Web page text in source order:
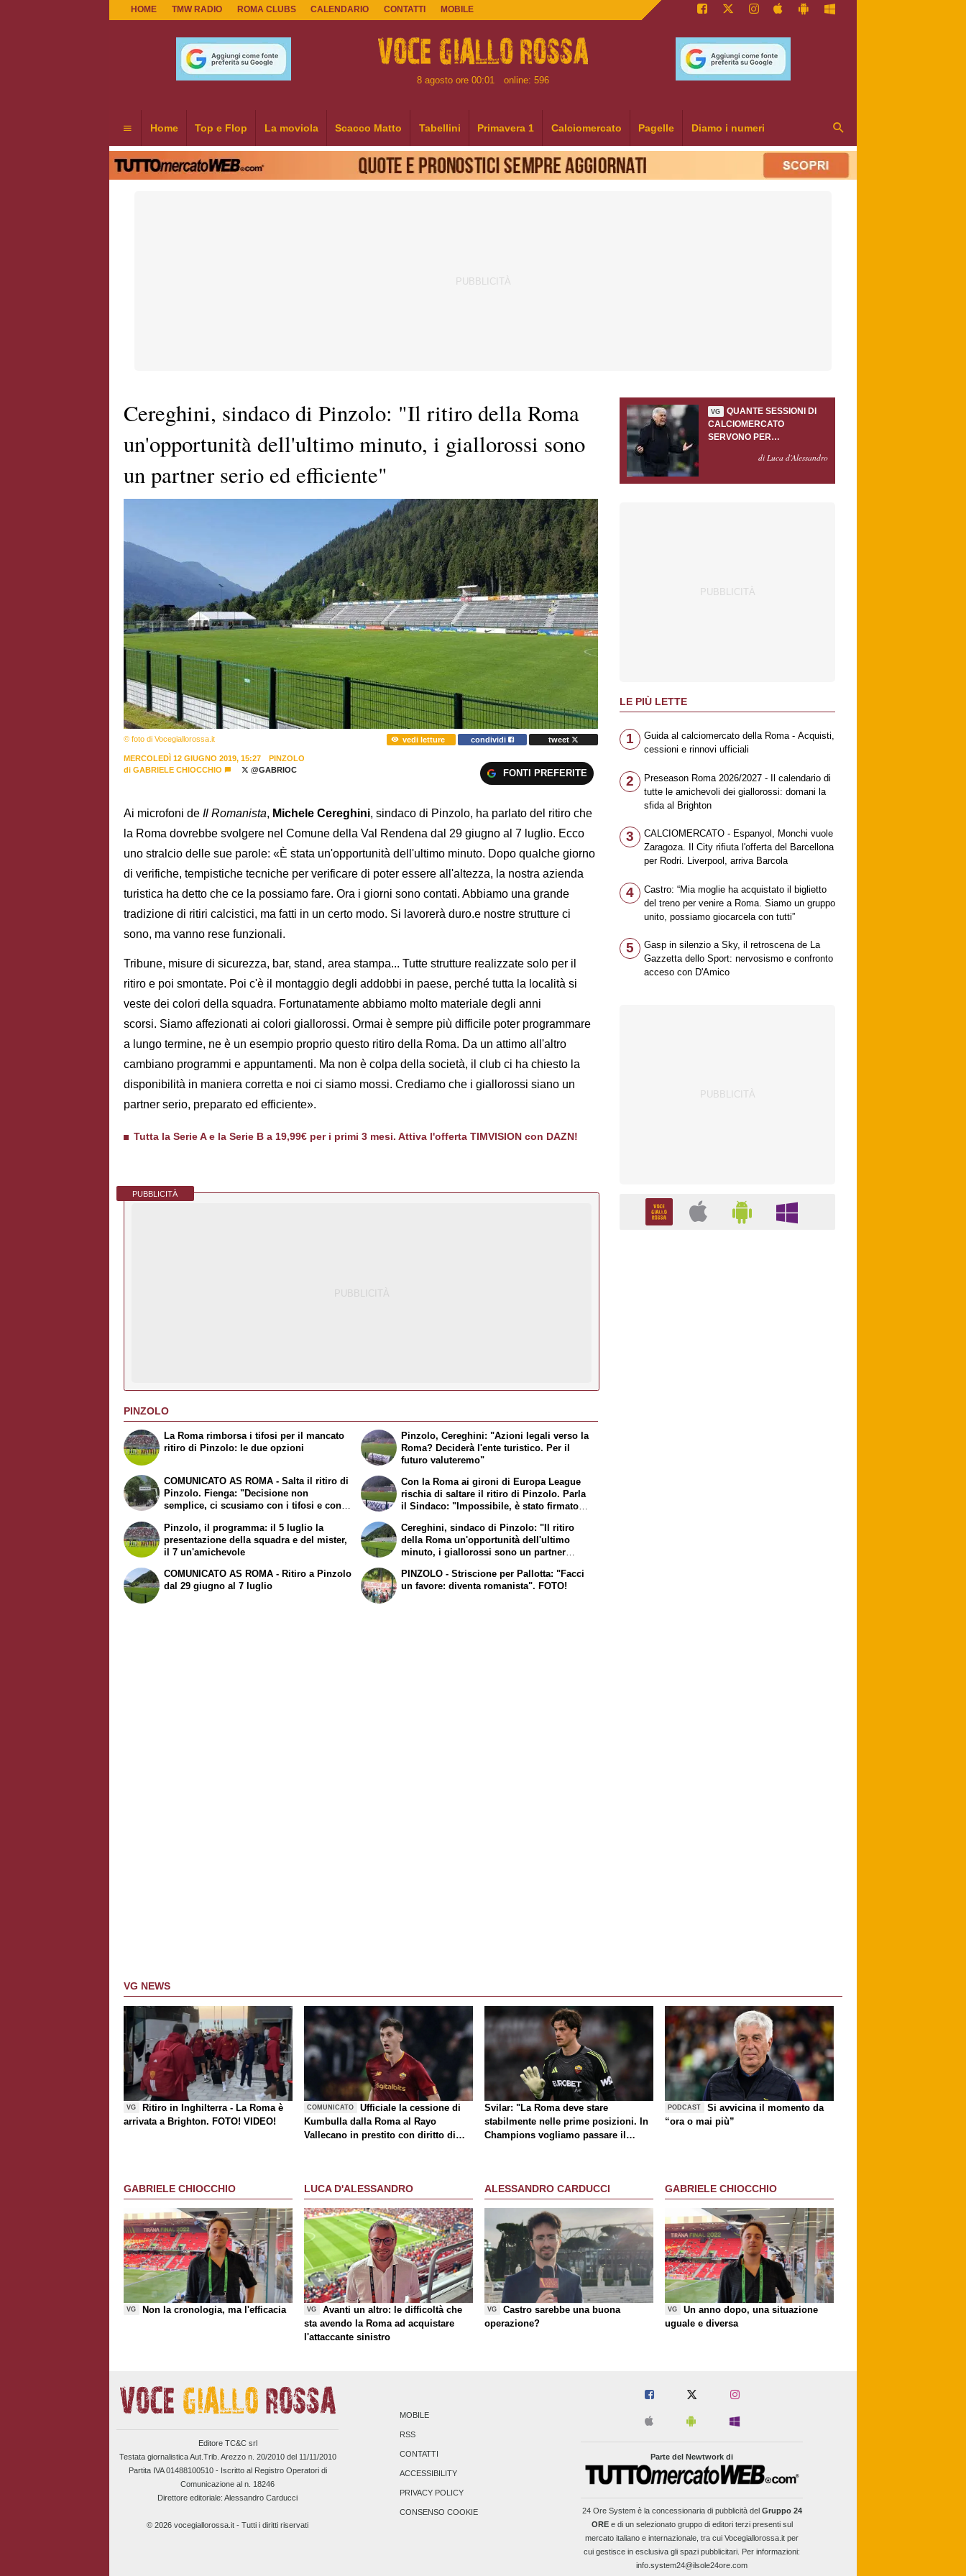
HOME TMW RADIO ROMA CLUBS CALENDARIO CONTATTI MOBILE
8 agosto ore 00:01 online: 596
Home Top e Flop La moviola Scacco Matto Tabellini Primavera 1 Calciomercato Pagelle Diamo i numeri
Cereghini, sindaco di Pinzolo: "Il ritiro della Roma
un'opportunità dell'ultimo minuto, i giallorossi sono
un partner serio ed efficiente"
© foto di Vocegiallorossa.it vedi letture condividi tweet
MERCOLEDÌ 12 GIUGNO 2019, 15:27
PINZOLO
di GABRIELE CHIOCCHIO @GABRIOC FONTI PREFERITE
Ai microfoni de Il Romanista, Michele Cereghini, sindaco di Pinzolo, ha parlato del ritiro che
la Roma dovrebbe svolgere nel Comune della Val Rendena dal 29 giugno al 7 luglio. Ecco
uno stralcio delle sue parole: «È stata un'opportunità dell'ultimo minuto. Dopo qualche giorno
di verifiche, tempistiche tecniche per verificare di poter essere all'altezza, la nostra azienda
turistica ha detto che ce la possiamo fare. Ora i giorni sono contati. Abbiamo una grande
tradizione di ritiri calcistici, ma fatti in un certo modo. Si lavorerà duro.e nostre strutture ci
sono, ma vanno rese funzionali.
Tribune, misure di sicurezza, bar, stand, area stampa... Tutte strutture realizzate solo per il
ritiro e poi smontate. Poi c'è il montaggio degli addobbi in paese, perché tutta la località si
veste dei colori della squadra. Fortunatamente abbiamo molto materiale degli anni
scorsi. Siamo affezionati ai colori giallorossi. Ormai è sempre più difficile poter programmare
a lungo termine, ne è un esempio proprio questo ritiro della Roma. Da un attimo all'altro
cambiano programmi e appuntamenti. Ma non è colpa della società, il club ci ha chiesto la
disponibilità in maniera corretta e noi ci siamo mossi. Crediamo che i giallorossi siano un
partner serio, preparato ed efficiente».
Tutta la Serie A e la Serie B a 19,99€ per i primi 3 mesi. Attiva l'offerta TIMVISION con DAZN!
PUBBLICITÀ
PINZOLO
La Roma rimborsa i tifosi per il mancato
ritiro di Pinzolo: le due opzioni
COMUNICATO AS ROMA - Salta il ritiro di
Pinzolo. Fienga: "Decisione non
semplice, ci scusiamo con i tifosi e con il
Pinzolo, Cereghini: "Azioni legali verso la
Roma? Deciderà l'ente turistico. Per il
futuro valuteremo"
Con la Roma ai gironi di Europa League
rischia di saltare il ritiro di Pinzolo. Parla
il Sindaco: "Impossibile, è stato firmato
Pinzolo, il programma: il 5 luglio la
presentazione della squadra e del mister,
il 7 un'amichevole
COMUNICATO AS ROMA - Ritiro a Pinzolo
dal 29 giugno al 7 luglio
Cereghini, sindaco di Pinzolo: "Il ritiro
della Roma un'opportunità dell'ultimo
minuto, i giallorossi sono un partner
PINZOLO - Striscione per Pallotta: "Facci
un favore: diventa romanista". FOTO!
VG
QUANTE SESSIONI DI
CALCIOMERCATO
SERVONO PER
GASPERINI?di Luca d'Alessandro
LE PIÙ LETTE
1
Guida al calciomercato della Roma - Acquisti,
cessioni e rinnovi ufficiali
2
Preseason Roma 2026/2027 - Il calendario di
tutte le amichevoli dei giallorossi: domani la
sfida al Brighton
3
CALCIOMERCATO - Espanyol, Monchi vuole
Zaragoza. Il City rifiuta l'offerta del Barcellona
per Rodri. Liverpool, arriva Barcola
4
Castro: “Mia moglie ha acquistato il biglietto
del treno per venire a Roma. Siamo un gruppo
unito, possiamo giocarcela con tutti”
5
Gasp in silenzio a Sky, il retroscena de La
Gazzetta dello Sport: nervosismo e confronto
acceso con D'Amico
VG NEWS
VG
Ritiro in Inghilterra - La Roma è
arrivata a Brighton. FOTO! VIDEO!
COMUNICATO
Ufficiale la cessione di
Kumbulla dalla Roma al Rayo
Vallecano in prestito con diritto di
Svilar: "La Roma deve stare
stabilmente nelle prime posizioni. In
Champions vogliamo passare il
PODCAST
Si avvicina il momento da
“ora o mai più”
GABRIELE CHIOCCHIO
VG Non la cronologia, ma l'efficacia
LUCA D'ALESSANDRO
VG
Avanti un altro: le difficoltà che
sta avendo la Roma ad acquistare
l'attaccante sinistro
ALESSANDRO CARDUCCI
VG
Castro sarebbe una buona
operazione?
GABRIELE CHIOCCHIO
VG
Un anno dopo, una situazione
uguale e diversa
Editore TC&C srl
Testata giornalistica Aut.Trib. Arezzo n. 20/2010 del 11/11/2010
Partita IVA 01488100510 - Iscritto al Registro Operatori di
Comunicazione al n. 18246
Direttore editoriale: Alessandro Carducci
© 2026 vocegiallorossa.it - Tutti i diritti riservati
MOBILE
RSS
CONTATTI
ACCESSIBILITY
PRIVACY POLICY
CONSENSO COOKIE
Parte del Newtwork di
24 Ore Systemè la concessionaria di pubblicità del Gruppo 24
OREe di un selezionato gruppo di editori terzi presenti sul
mercato italiano e internazionale, tra cui Vocegiallorossa.it per
cui gestisce in esclusiva gli spazi pubblicitari. Per informazioni:
info.system24@ilsole24ore.com